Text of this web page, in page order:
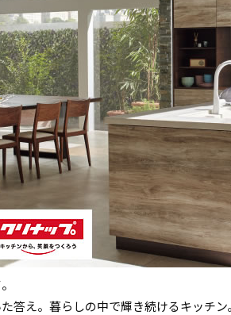
答え。暮らしの中で輝き続けるキッチン。